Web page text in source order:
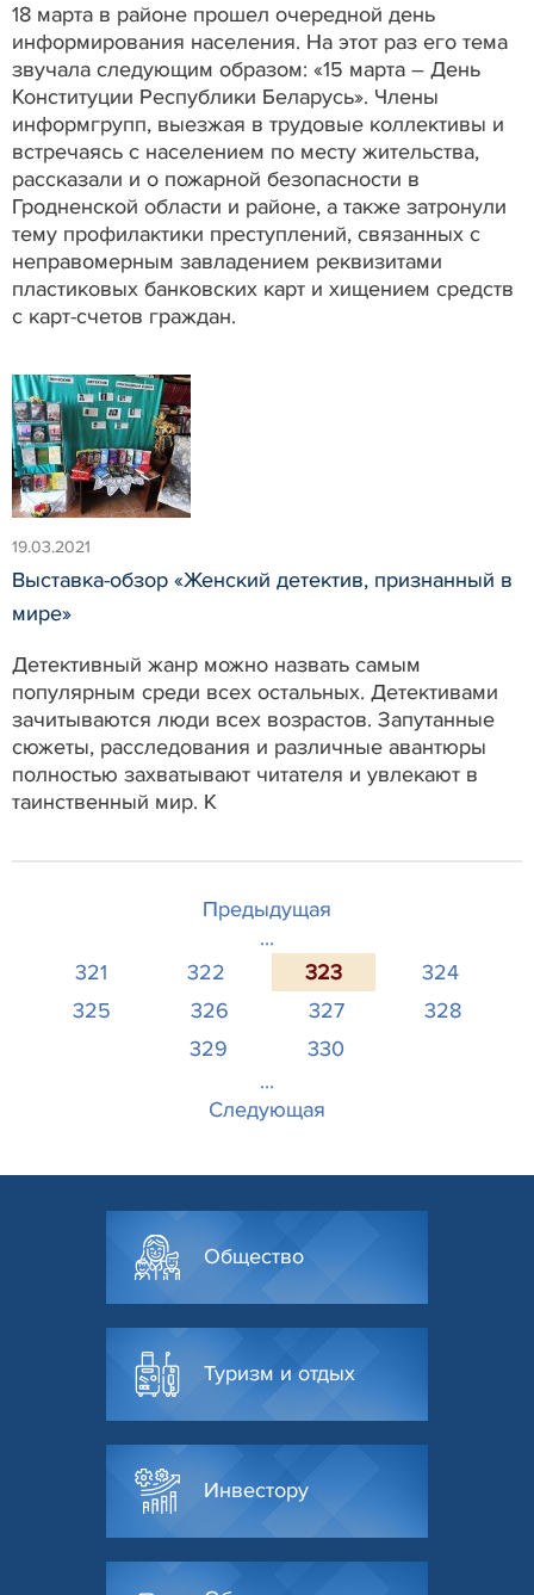
18 марта в районе прошел очередной день
информирования населения. На этот раз его тема
звучала следующим образом: «15 марта – День
Конституции Республики Беларусь». Члены
информгрупп, выезжая в трудовые коллективы и
встречаясь с населением по месту жительства,
рассказали и о пожарной безопасности в
Гродненской области и районе, а также затронули
тему профилактики преступлений, связанных с
неправомерным завладением реквизитами
пластиковых банковских карт и хищением средств
с карт-счетов граждан.
19.03.2021
Выставка-обзор «Женский детектив, признанный в
мире»
Детективный жанр можно назвать самым
популярным среди всех остальных. Детективами
зачитываются люди всех возрастов. Запутанные
сюжеты, расследования и различные авантюры
полностью захватывают читателя и увлекают в
таинственный мир. К
Предыдущая
...
321
322 323
324
325
326 327
328
329
330
...
Следующая
Общество
Туризм и отдых
Инвестору